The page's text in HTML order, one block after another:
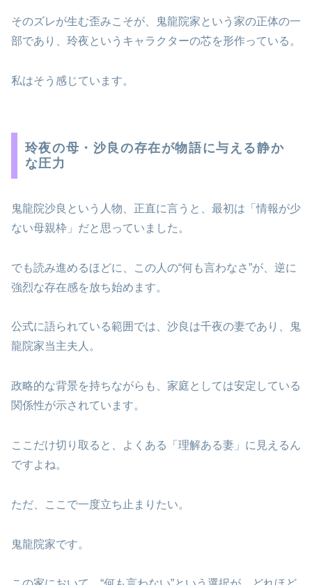
そのズレが生む歪みこそが、鬼龍院家という家の正体の一
部であり、玲夜というキャラクターの芯を形作っている。
私はそう感じています。
玲夜の母・沙良の存在が物語に与える静か
な圧力
鬼龍院沙良という人物、正直に言うと、最初は「情報が少
ない母親枠」だと思っていました。
でも読み進めるほどに、この人の“何も言わなさ”が、逆に
強烈な存在感を放ち始めます。
公式に語られている範囲では、沙良は千夜の妻であり、鬼
龍院家当主夫人。
政略的な背景を持ちながらも、家庭としては安定している
関係性が示されています。
ここだけ切り取ると、よくある「理解ある妻」に見えるん
ですよね。
ただ、ここで一度立ち止まりたい。
鬼龍院家です。